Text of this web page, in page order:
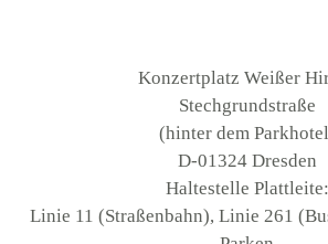
Konzertplatz Weißer
Stechgrundstraße
(hinter dem
D-01324 Dresden
Haltestelle Plattleite:
Linie 11 (Straßenbahn), Linie 261